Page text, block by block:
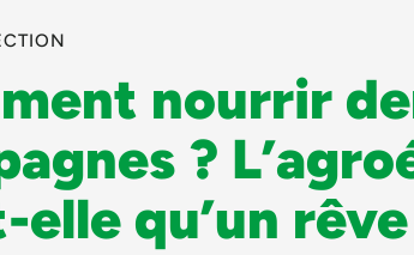
nourrir
?
elle qu’un